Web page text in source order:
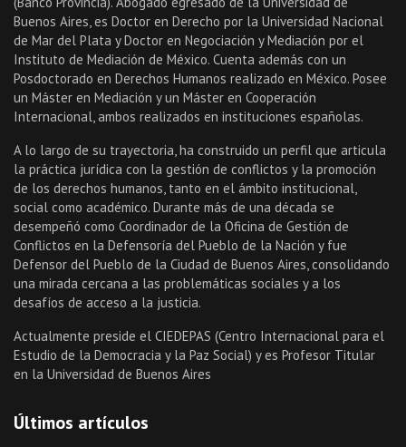
Buenos Aires, es Doctor en Derecho por la Universidad Nacional
de Mar del Plata y Doctor en Negociación y Mediación por el
Instituto de Mediación de México. Cuenta además con un
Posdoctorado en Derechos Humanos realizado en México. Posee
un Máster en Mediación y un Máster en Cooperación
Internacional, ambos realizados en instituciones españolas.
A lo largo de su trayectoria, ha construido un perfil que articula
la práctica jurídica con la gestión de conflictos y la promoción
de los derechos humanos, tanto en el ámbito institucional,
social como académico. Durante más de una década se
desempeñó como Coordinador de la Oficina de Gestión de
Conflictos en la Defensoría del Pueblo de la Nación y fue
Defensor del Pueblo de la Ciudad de Buenos Aires, consolidando
una mirada cercana a las problemáticas sociales y a los
desafíos de acceso a la justicia.
Actualmente preside el CIEDEPAS (Centro Internacional para el
Estudio de la Democracia y la Paz Social) y es Profesor Titular
en la Universidad de Buenos Aires
Últimos artículos